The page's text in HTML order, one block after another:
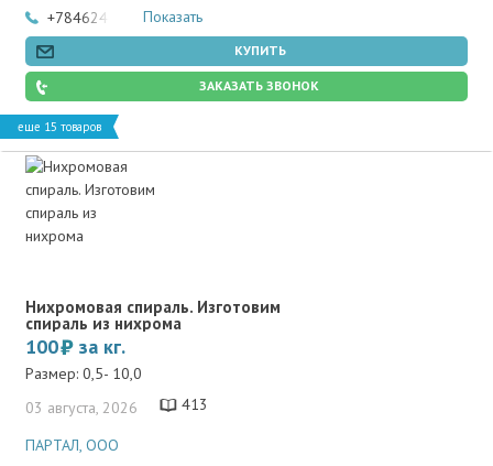
еще 15 товаров
+78462466502Показать
КУПИТЬ
ЗАКАЗАТЬ ЗВОНОК
Нихромовая спираль. Изготовим
спираль из нихрома
100 за кг.
Размер: 0,5- 10,0
03 августа, 2026
413
ПАРТАЛ, ООО